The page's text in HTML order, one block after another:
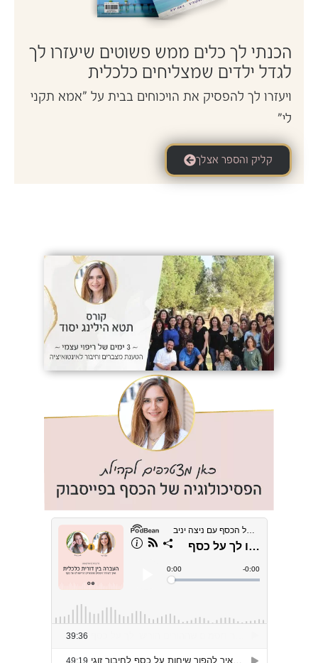
הכנתי לך כלים ממש פשוטים שיעזרו לך
לגדל ילדים שמצליחים כלכלית
ויעזרו לך להפסיק את הויכוחים בבית על "אמא תקני
לי"
קליק והספר אצלך